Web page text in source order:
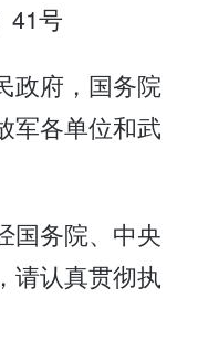
41号
政府，国务院
军各单位和武
国务院、中央
请认真贯彻执